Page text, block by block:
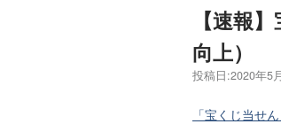
【速報
向上）
投稿日:2020年5
「宝くじ当せん